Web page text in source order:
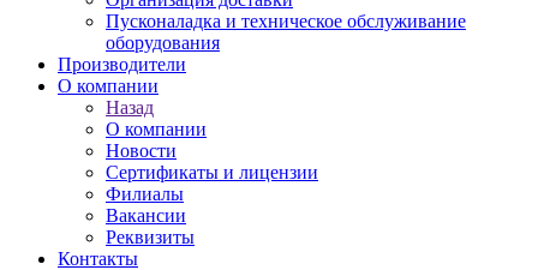
Пусконаладка и техническое обслуживание
оборудования
Производители
О компании
Назад
О компании
Новости
Сертификаты и лицензии
Филиалы
Вакансии
Реквизиты
Контакты